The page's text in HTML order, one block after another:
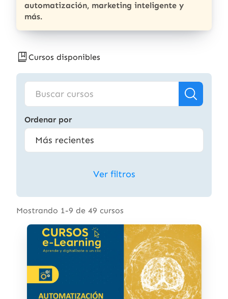
automatización, marketing inteligente y
más.
Cursos disponibles
Ordenar por
Ver filtros
Mostrando 1-9 de 49 cursos